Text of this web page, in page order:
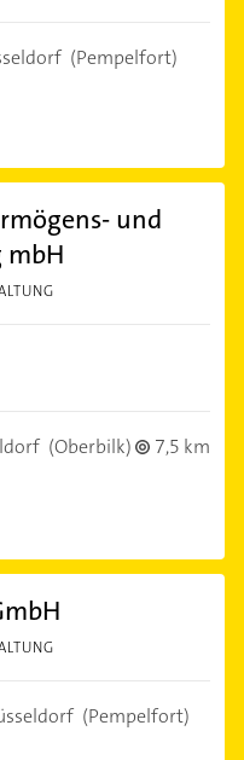
(Pempelfort)
und
(Oberbilk)
7,5 km
(Pempelfort)